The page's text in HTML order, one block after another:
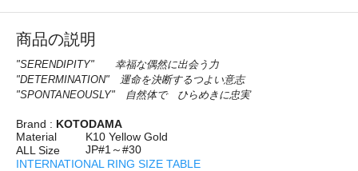
商品の説明
"SERENDIPITY" 幸福な偶然に出会う力
"DETERMINATION" 運命を決断するつよい意志
"SPONTANEOUSLY" 自然体で ひらめきに忠実
Brand : KOTODAMA
Material
K10 Yellow Gold
ALL Size
JP#1～#30
INTERNATIONAL RING SIZE TABLE